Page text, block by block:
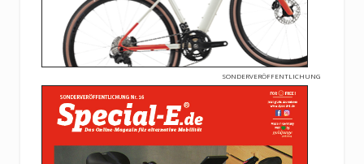
SONDERVERÖFFENTLICHUNG